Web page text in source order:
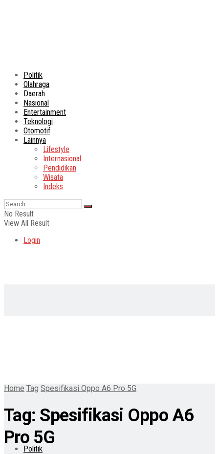
Politik
Olahraga
Daerah
Nasional
Entertainment
Teknologi
Otomotif
Lainnya
Lifestyle
Internasional
Pendidikan
Wisata
Indeks
No Result
View All Result
Login
Politik
Home Tag Spesifikasi Oppo A6 Pro 5G
Tag: Spesifikasi Oppo A6
Pro 5G